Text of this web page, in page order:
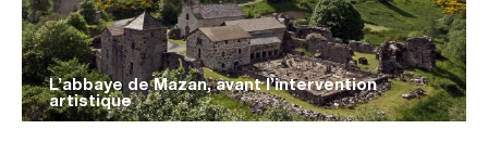
L’abbaye de Mazan, avant l’intervention
artistique